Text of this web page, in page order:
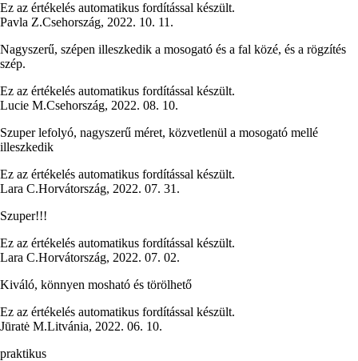
Ez az értékelés automatikus fordítással készült.
Pavla Z.Csehország, 2022. 10. 11.
Nagyszerű, szépen illeszkedik a mosogató és a fal közé, és a rögzítés
szép.
Ez az értékelés automatikus fordítással készült.
Lucie M.Csehország, 2022. 08. 10.
Szuper lefolyó, nagyszerű méret, közvetlenül a mosogató mellé
illeszkedik
Ez az értékelés automatikus fordítással készült.
Lara C.Horvátország, 2022. 07. 31.
Szuper!!!
Ez az értékelés automatikus fordítással készült.
Lara C.Horvátország, 2022. 07. 02.
Kiváló, könnyen mosható és törölhető
Ez az értékelés automatikus fordítással készült.
Jūratė M.Litvánia, 2022. 06. 10.
praktikus